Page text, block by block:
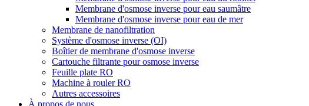
Membrane d'osmose inverse pour eau saumâtre
Membrane d'osmose inverse pour eau de mer
Membrane de nanofiltration
Système d'osmose inverse (OI)
Boîtier de membrane d'osmose inverse
Cartouche filtrante pour osmose inverse
Feuille plate RO
Machine à rouler RO
Autres accessoires
À propos de nous